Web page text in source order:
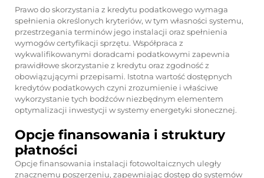
Prawo do skorzystania z kredytu podatkowego wymaga
spełnienia określonych kryteriów, w tym własności systemu,
przestrzegania terminów jego instalacji oraz spełnienia
wymogów certyfikacji sprzętu. Współpraca z
wykwalifikowanymi doradcami podatkowymi zapewnia
prawidłowe skorzystanie z kredytu oraz zgodność z
obowiązującymi przepisami. Istotna wartość dostępnych
kredytów podatkowych czyni zrozumienie i właściwe
wykorzystanie tych bodźców niezbędnym elementem
optymalizacji inwestycji w systemy energetyki słonecznej.
Opcje finansowania i struktury
płatności
Opcje finansowania instalacji fotowoltaicznych uległy
znacznemu poszerzeniu, zapewniając dostęp do systemów